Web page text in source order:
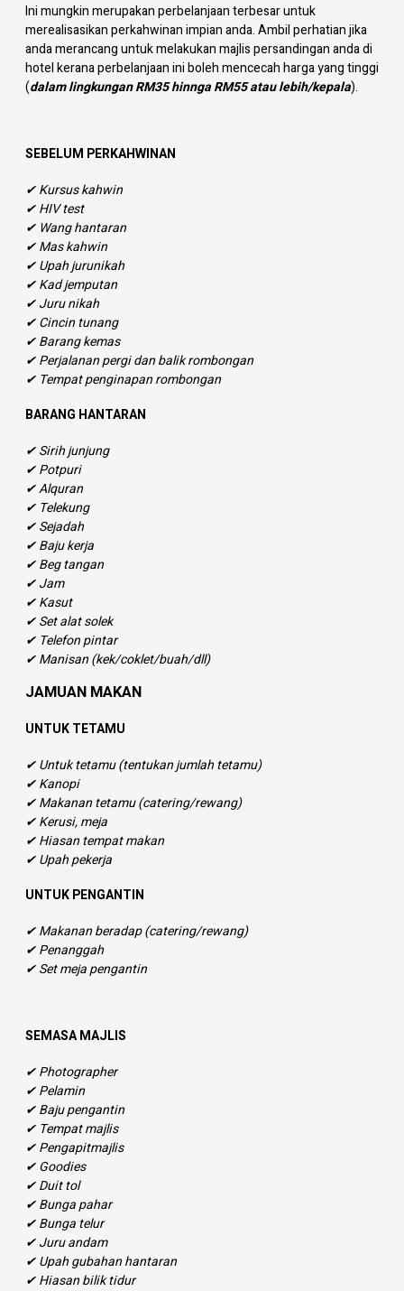
Ini mungkin merupakan perbelanjaan terbesar untuk
merealisasikan perkahwinan impian anda. Ambil perhatian jika
anda merancang untuk melakukan majlis persandingan anda di
hotel kerana perbelanjaan ini boleh mencecah harga yang tinggi
(dalam lingkungan RM35 hinnga RM55 atau lebih/kepala).
SEBELUM PERKAHWINAN
✔ Kursus kahwin
✔ HIV test
✔ Wang hantaran
✔ Mas kahwin
✔ Upah jurunikah
✔ Kad jemputan
✔ Juru nikah
✔ Cincin tunang
✔ Barang kemas
✔ Perjalanan pergi dan balik rombongan
✔ Tempat penginapan rombongan
BARANG HANTARAN
✔ Sirih junjung
✔ Potpuri
✔ Alquran
✔ Telekung
✔ Sejadah
✔ Baju kerja
✔ Beg tangan
✔ Jam
✔ Kasut
✔ Set alat solek
✔ Telefon pintar
✔ Manisan (kek/coklet/buah/dll)
JAMUAN MAKAN
UNTUK TETAMU
✔ Untuk tetamu (tentukan jumlah tetamu)
✔ Kanopi
✔ Makanan tetamu (catering/rewang)
✔ Kerusi, meja
✔ Hiasan tempat makan
✔ Upah pekerja
UNTUK PENGANTIN
✔ Makanan beradap (catering/rewang)
✔ Penanggah
✔ Set meja pengantin
SEMASA MAJLIS
✔ Photographer
✔ Pelamin
✔ Baju pengantin
✔ Tempat majlis
✔ Pengapitmajlis
✔ Goodies
✔ Duit tol
✔ Bunga pahar
✔ Bunga telur
✔ Juru andam
✔ Upah gubahan hantaran
✔ Hiasan bilik tidur